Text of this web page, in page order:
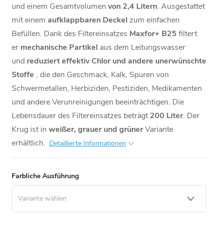
und einem Gesamtvolumen von 2,4 Litern. Ausgestattet
mit einem aufklappbaren Deckel zum einfachen
Befüllen. Dank des Filtereinsatzes Maxfor+ B25 filtert
er mechanische Partikel aus dem Leitungswasser
und reduziert effektiv Chlor und andere unerwünschte
Stoffe , die den Geschmack, Kalk, Spuren von
Schwermetallen, Herbiziden, Pestiziden, Medikamenten
und andere Verunreinigungen beeinträchtigen. Die
Lebensdauer des Filtereinsatzes beträgt200 Liter. Der
Krug ist in weißer, grauer und grünerVariante
erhältlich. Detaillierte Informationen
Farbliche Ausführung